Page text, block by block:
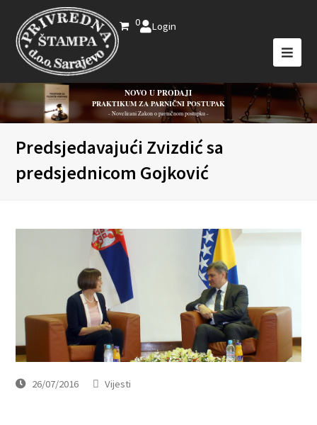
0 Login
NOVO U PRODAJI
PRAKTIKUM ZA PARNIČNI POSTUPAK
- Novelirani Zakon o parničnom postupku -
Predsjedavajući Zvizdić sa
predsjednicom Gojković
26/07/2016 Vijesti